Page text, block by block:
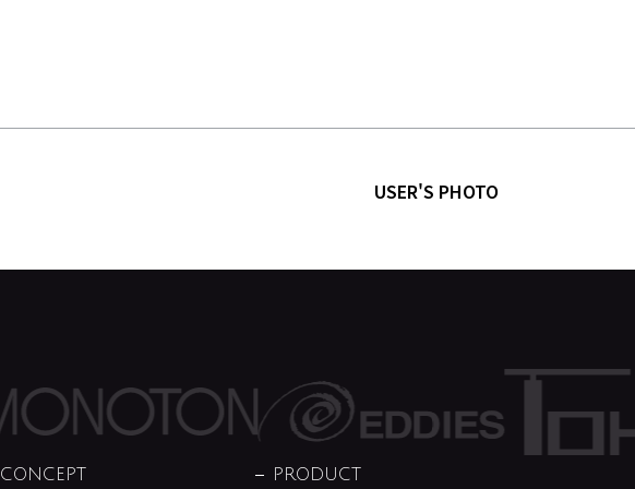
USER'S PHOTO
CONCEPT PRODUCT